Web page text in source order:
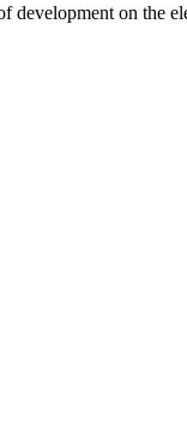
on the